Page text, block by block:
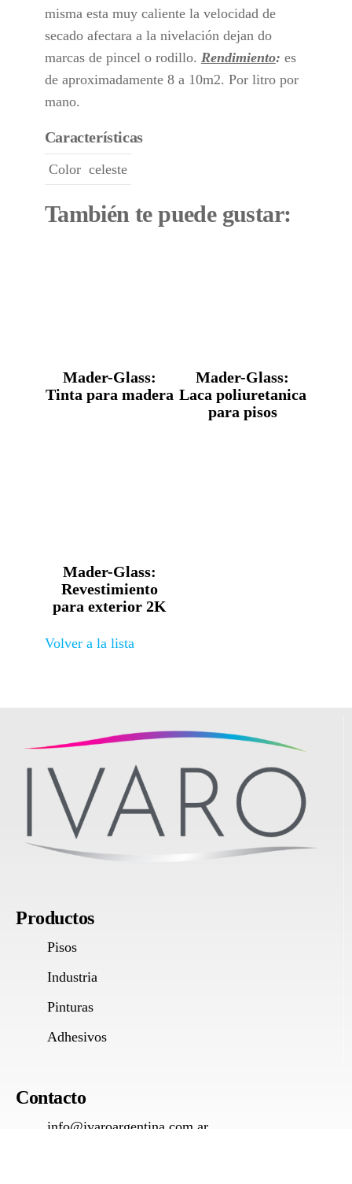
misma esta muy caliente la velocidad de
secado afectara a la nivelación dejan do
marcas de pincel o rodillo. Rendimiento: es
de aproximadamente 8 a 10m2. Por litro por
mano.
Características
Color celeste
También te puede gustar:
Mader-Glass:
Tinta para madera
Mader-Glass:
Laca poliuretanica
para pisos
Mader-Glass:
Revestimiento
para exterior 2K
Volver a la lista
Productos
Pisos
Industria
Pinturas
Adhesivos
Contacto
info@ivaroargentina.com.ar